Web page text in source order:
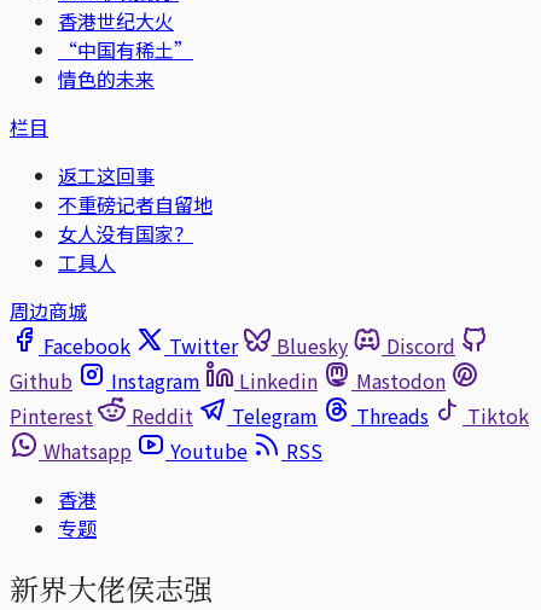
香港世纪大火
“中国有稀土”
情色的未来
栏目
返工这回事
不重磅记者自留地
女人没有国家？
工具人
周边商城
Facebook
Twitter Bluesky
Discord
Github
Instagram Linkedin
Mastodon
Pinterest
Reddit Telegram Threads
Tiktok
Whatsapp
Youtube
RSS
香港
专题
新界大佬侯志强